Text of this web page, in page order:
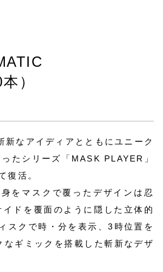
）
なアイディアとともにユニーク
たシリーズ「MASK PLAYER」
復活。
をマスクで覆ったデザインは忍
ドを覆面のように隠した立体的
スクで時・分を表示、3時位置を
ギミックを搭載した斬新なデザ